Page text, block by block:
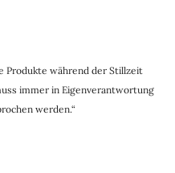
Produkte während der Stillzeit
immer in Eigenverantwortung
werden.“